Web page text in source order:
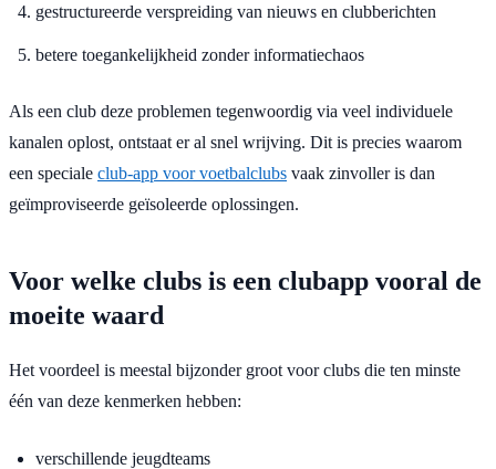
gestructureerde verspreiding van nieuws en clubberichten
betere toegankelijkheid zonder informatiechaos
Als een club deze problemen tegenwoordig via veel individuele
kanalen oplost, ontstaat er al snel wrijving. Dit is precies waarom
een ​​speciale club-app voor voetbalclubs vaak zinvoller is dan
geïmproviseerde geïsoleerde oplossingen.
Voor welke clubs is een clubapp vooral de
moeite waard
Het voordeel is meestal bijzonder groot voor clubs die ten minste
één van deze kenmerken hebben:
verschillende jeugdteams